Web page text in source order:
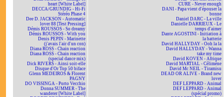
heart [White Label]
DECCA/GRUNDIG - Hi-Fi
Stéréo Phase 4
Dee D. JACKSON - Automatic
lover 88 [Test Pressing]
Démis ROUSSOS - So dreamy
Démis ROUSSOS - With you
Denis PEPIN - Marinette
(j'avais l'air d'un con)
Diana ROSS - Chain reaction
Diana ROSS - Chain reaction
(special dance mix)
Dick RIVERS - Ainsi soit-elle
Disque d'Or Top 50 biface
Glenn MEDEIROS & Florent
PAGNY
DO VISSINGA - Porto Vecchio
Donna SUMMER - The
wanderer [White Label]
CURE - Never enough
DANI - Papa vient d'épouser la
bonne
Daniel DARC - La ville
Danielle DARRIEUX - Le
temps d'aimer
Dante AGOSTINI - Initiation à
la batterie
David HALLYDAY - Ooh la la
David HALLYDAY - Wanna
take my time
David KOVEN - Afrique
David MARTIAL - Célimène
David Mc NEIL - Tiramisu
DEAD OR ALIVE - Brand new
lover
DEF LEPPARD - Animal
DEF LEPPARD - Animal
(spécial promo)